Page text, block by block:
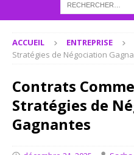
ACCUEIL ENTREPRISE
Stratégies de Négociation
Contrats
Stratégies de
Gagnantes